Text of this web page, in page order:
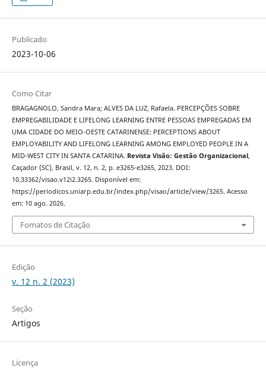
Publicado
2023-10-06
Como Citar
BRAGAGNOLO, Sandra Mara; ALVES DA LUZ, Rafaela. PERCEPÇÕES SOBRE
EMPREGABILIDADE E LIFELONG LEARNING ENTRE PESSOAS EMPREGADAS EM
UMA CIDADE DO MEIO-OESTE CATARINENSE: PERCEPTIONS ABOUT
EMPLOYABILITY AND LIFELONG LEARNING AMONG EMPLOYED PEOPLE IN A
MID-WEST CITY IN SANTA CATARINA. Revista Visão: Gestão Organizacional,
Caçador (SC), Brasil, v. 12, n. 2, p. e3265-e3265, 2023. DOI:
10.33362/visao.v12i2.3265. Disponível em:
https://periodicos.uniarp.edu.br/index.php/visao/article/view/3265. Acesso
em: 10 ago. 2026.
Fomatos de Citação
Edição
v. 12 n. 2 (2023)
Seção
Artigos
Licença